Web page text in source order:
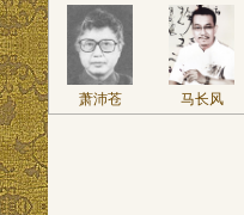
萧沛苍 马长风